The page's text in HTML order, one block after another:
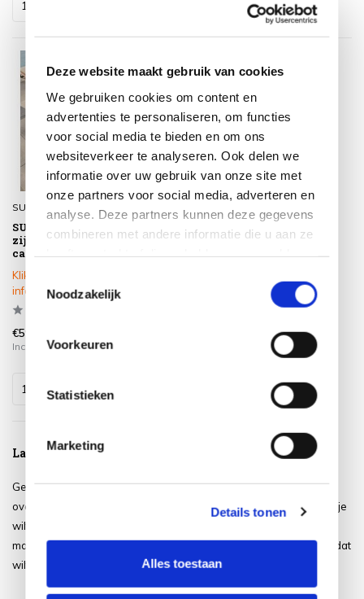
Deze website maakt gebruik van cookies
We gebruiken cookies om content en
advertenties te personaliseren, om functies
voor social media te bieden en om ons
websiteverkeer te analyseren. Ook delen we
informatie over uw gebruik van onze site met
onze partners voor social media, adverteren en
analyse. Deze partners kunnen deze gegevens
combineren met andere informatie die u aan ze
Noodzakelijk
Voorkeuren
Statistieken
Marketing
Details tonen
Alles toestaan
SUNS
SUNS up en down
zijschermen handmatig
camel sand
Klik op het product voor meer
informatie
€599,00
Incl. btw
Lamellen overkappingen
Geniet het hele jaar door van je tuin met een stijlvolle lamellen
overkapping van AVH Outdoor! Kies zelf hoeveel zon of schaduw je
wilt dankzij de verstelbare lamellen. Modern design, duurzame
materialen en volop comfort – perfect om buiten te leven zoals jij dat
wilt. Ontdek ons assortiment en creëer jouw ideale buitenruimte!